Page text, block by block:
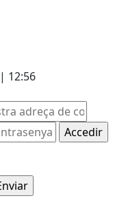
12:56